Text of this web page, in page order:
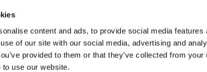
content and ads, to provide social media
of our site with our social media, advertising and
provided to them or that they’ve collected from
use our website.
gangen